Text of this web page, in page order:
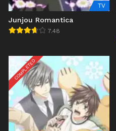
TV
Junjou Romantica
7.48
COMPLETED